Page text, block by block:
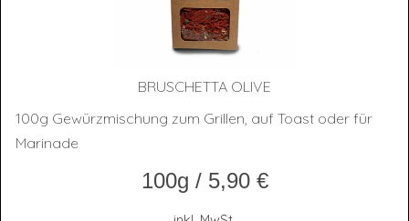
BRUSCHET­TA OLIVE
100g Gewürzmischung zum Grillen, auf Toast oder für
Marinade
100g / 5,90 €